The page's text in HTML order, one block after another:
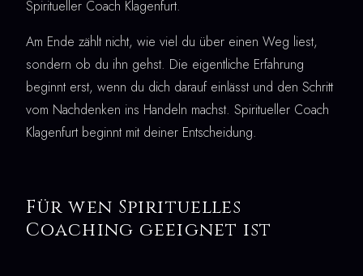
Spiritueller Coach Klagenfurt.
Am Ende zählt nicht, wie viel du über einen Weg liest,
sondern ob du ihn gehst. Die eigentliche Erfahrung
beginnt erst, wenn du dich darauf einlässt und den Schritt
vom Nachdenken ins Handeln machst. Spiritueller Coach
Klagenfurt beginnt mit deiner Entscheidung.
Für wen Spirituelles
Coaching geeignet ist